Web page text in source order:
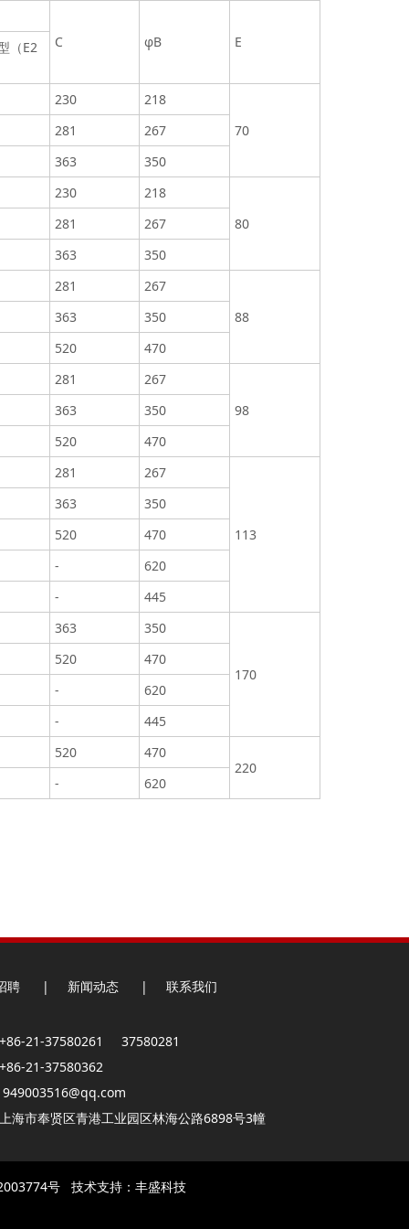
C
φB
E
（E2
230
218
70
281
267
363 350
230
218
80
281
267
363 350
281
267
88
363
350
520 470
281
267
98
363
350
520 470
281 267
113
363
350
520
470
-
620
- 445
363 350
170
520
470
-
620
- 445
520
470
220
- 620
聘 | 新闻动态 | 联系我们
21-37580261 37580281
21-37580362
949003516@qq.com
海市奉贤区青港工业园区林海公路6898号3幢
号技术支持： 丰盛科技